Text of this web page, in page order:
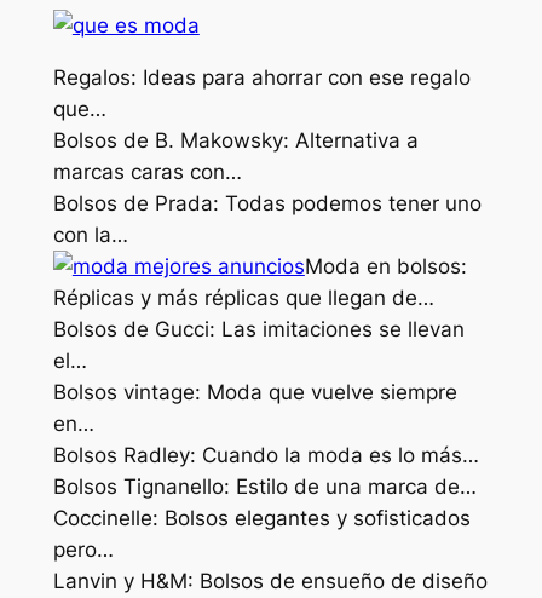
Regalos: Ideas para ahorrar con ese regalo
que…
Bolsos de B. Makowsky: Alternativa a
marcas caras con…
Bolsos de Prada: Todas podemos tener uno
con la…
Moda en bolsos:
Réplicas y más réplicas que llegan de…
Bolsos de Gucci: Las imitaciones se llevan
el…
Bolsos vintage: Moda que vuelve siempre
en…
Bolsos Radley: Cuando la moda es lo más…
Bolsos Tignanello: Estilo de una marca de…
Coccinelle: Bolsos elegantes y sofisticados
pero…
Lanvin y H&M: Bolsos de ensueño de diseño